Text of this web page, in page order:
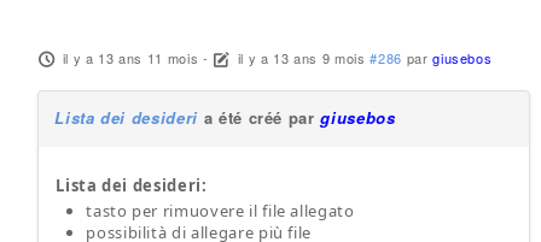
il y a 13 ans 11 mois - il y a 13 ans 9 mois #286 pargiusebos
Lista dei desideri a été créé pargiusebos
Lista dei desideri:
tasto per rimuovere il file allegato
possibilità di allegare più file